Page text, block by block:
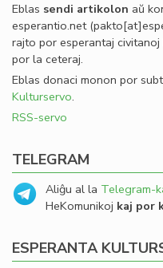
Eblas sendi artikolon aŭ
esperantio.net
rajto por esperantaj
por la ceteraj.
Eblas donaci monon por
Kulturservo.
RSS-servo
TELEGRAM
Aliĝu al la Telegram-
HeKomunikoj kaj por
ESPERANTA